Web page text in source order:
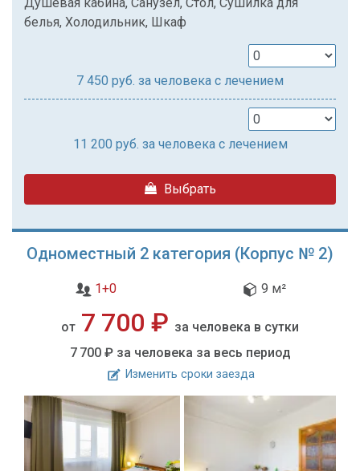
белья, Холодильник, Шкаф
7 450 руб. за человека с лечением
11 200 руб. за человека с лечением
Выбрать
Одноместный 2 категория (Корпус № 2)
1+0 9 м²
от 7 700 ₽ за человека в сутки
7 700 ₽ за человека за весь период
Изменить сроки заезда